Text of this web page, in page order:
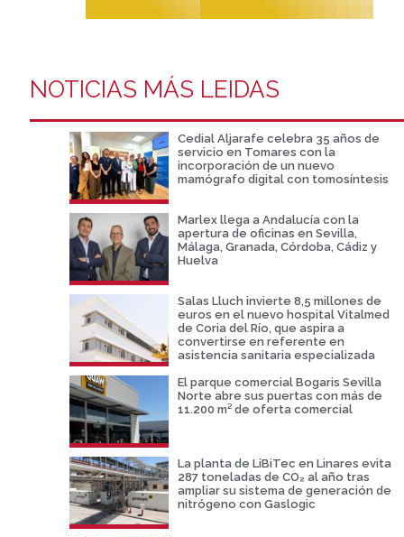
NOTICIAS MÁS LEIDAS
Cedial Aljarafe celebra 35 años de
servicio en Tomares con la
incorporación de un nuevo
mamógrafo digital con tomosíntesis
Marlex llega a Andalucía con la
apertura de oficinas en Sevilla,
Málaga, Granada, Córdoba, Cádiz y
Huelva
Salas Lluch invierte 8,5 millones de
euros en el nuevo hospital Vitalmed
de Coria del Río, que aspira a
convertirse en referente en
asistencia sanitaria especializada
El parque comercial Bogaris Sevilla
Norte abre sus puertas con más de
11.200 m² de oferta comercial
La planta de LiBiTec en Linares evita
287 toneladas de CO₂ al año tras
ampliar su sistema de generación de
nitrógeno con Gaslogic